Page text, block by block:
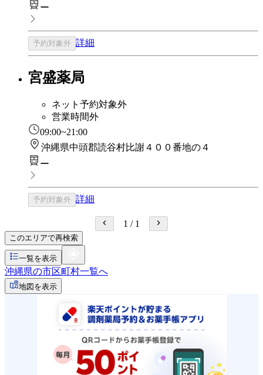
ー
予約対象外 詳細
宮盛薬局
ネット予約対象外
営業時間外
09:00~21:00
沖縄県中頭郡読谷村比謝４００番地の４
ー
予約対象外 詳細
1 / 1
このエリアで再検索
一覧を表示
沖縄県の市区町村一覧へ
地図を表示